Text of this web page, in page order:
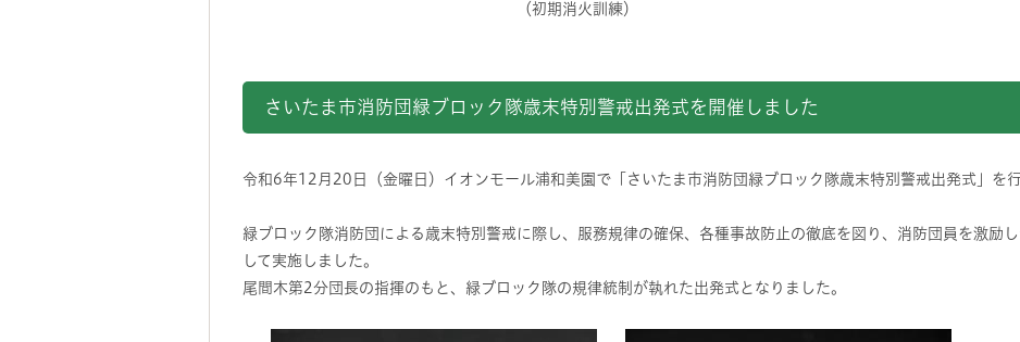
（初期消火訓練）
さいたま市消防団緑ブロック隊歳末特別警戒出発式を開催しました
令和6年12月20日（金曜日）イオンモール浦和美園で「さいたま市消防団緑ブロック隊歳末特別警戒出発式」を行
緑ブロック隊消防団による歳末特別警戒に際し、服務規律の確保、各種事故防止の徹底を図り、消防団員を激励
して実施しました。
尾間木第2分団長の指揮のもと、緑ブロック隊の規律統制が執れた出発式となりました。